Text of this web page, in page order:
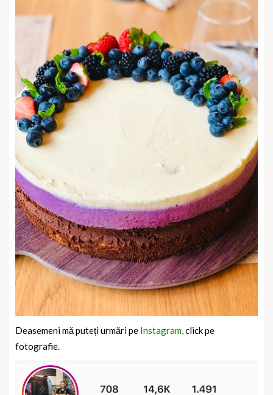
Deasemeni mă puteți urmări pe Instagram,click pe
fotografie.